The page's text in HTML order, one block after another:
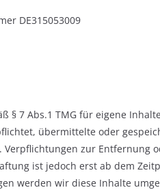
DE315053009
§ 7 Abs.1 TMG für eigene
übermittelte oder
zur Entfernung
ist jedoch erst ab dem
werden wir diese Inhalte